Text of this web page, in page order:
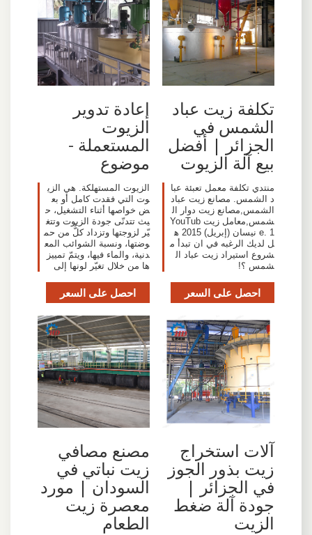
تكلفة زيت عباد
الشمس في
الجزائر | أفضل
بيع آلة الزيوت
منتدي تكلفة معمل تعبئة عبا
د الشمس. مصانع زيت عباد
الشمس,مصانع زيت دوار ال
شمس,معامل زيت YouTub
e. 1 نيسان (إبريل) 2015 ه
ل لديك الرغبه في ان تبدأ م
شروع استيراد زيت عباد ال
شمس ؟!
احصل على السعر
إعادة تدوير
الزيوت
المستعملة -
موضوع
الزيوت المستهلكة. هي الزي
وت التي فقدت كامل أو بع
ض خواصها أثناء التشغيل، ح
يث تتدنّى جودة الزيوت وتتغ
يّر لزوجتها وتزداد كلٌّ من حم
وضتها، ونسبة الشوائب المع
دنية، والماء فيها، ويتمّ تمييز
ها من خلال تغيّر لونها إلى
احصل على السعر
آلات استخراج
زيت بذور الجوز
في الجزائر |
جودة آلة ضغط
الزيت
مصنع مصافي
زيت نباتي في
السودان | مورد
معصرة زيت
الطعام